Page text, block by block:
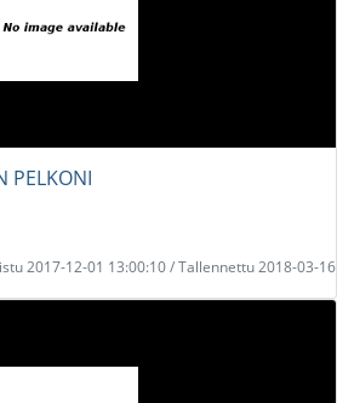
PELKONI
2017-12-01 13:00:10 / Tallennettu 2018-03-16